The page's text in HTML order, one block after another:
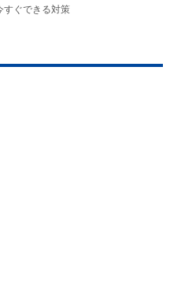
すぐできる対策